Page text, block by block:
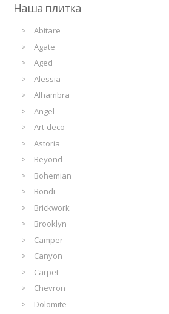
Наша плитка
Abitare
Agate
Aged
Alessia
Alhambra
Angel
Art-deco
Astoria
Beyond
Bohemian
Bondi
Brickwork
Brooklyn
Camper
Canyon
Carpet
Chevron
Dolomite